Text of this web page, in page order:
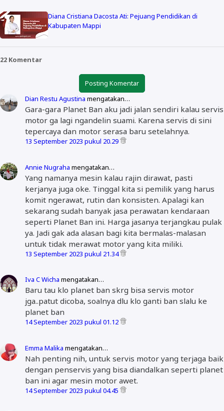
Diana Cristiana Dacosta Ati: Pejuang Pendidikan di
Kabupaten Mappi
22 Komentar
Posting Komentar
Dian Restu Agustina mengatakan…
Gara-gara Planet Ban aku jadi jalan sendiri kalau servis
motor ga lagi ngandelin suami. Karena servis di sini
tepercaya dan motor serasa baru setelahnya.
13 September 2023 pukul 20.29
Annie Nugraha mengatakan…
Yang namanya mesin kalau rajin dirawat, pasti
kerjanya juga oke. Tinggal kita si pemilik yang harus
komit ngerawat, rutin dan konsisten. Apalagi kan
sekarang sudah banyak jasa perawatan kendaraan
seperti Planet Ban ini. Harga jasanya terjangkau pulak
ya. Jadi gak ada alasan bagi kita bermalas-malasan
untuk tidak merawat motor yang kita miliki.
13 September 2023 pukul 21.34
Iva C Wicha mengatakan…
Baru tau klo planet ban skrg bisa servis motor
jga..patut dicoba, soalnya dlu klo ganti ban slalu ke
planet ban
14 September 2023 pukul 01.12
Emma Malika mengatakan…
Nah penting nih, untuk servis motor yang terjaga baik
dengan penservis yang bisa diandalkan seperti planet
ban ini agar mesin motor awet.
14 September 2023 pukul 04.45